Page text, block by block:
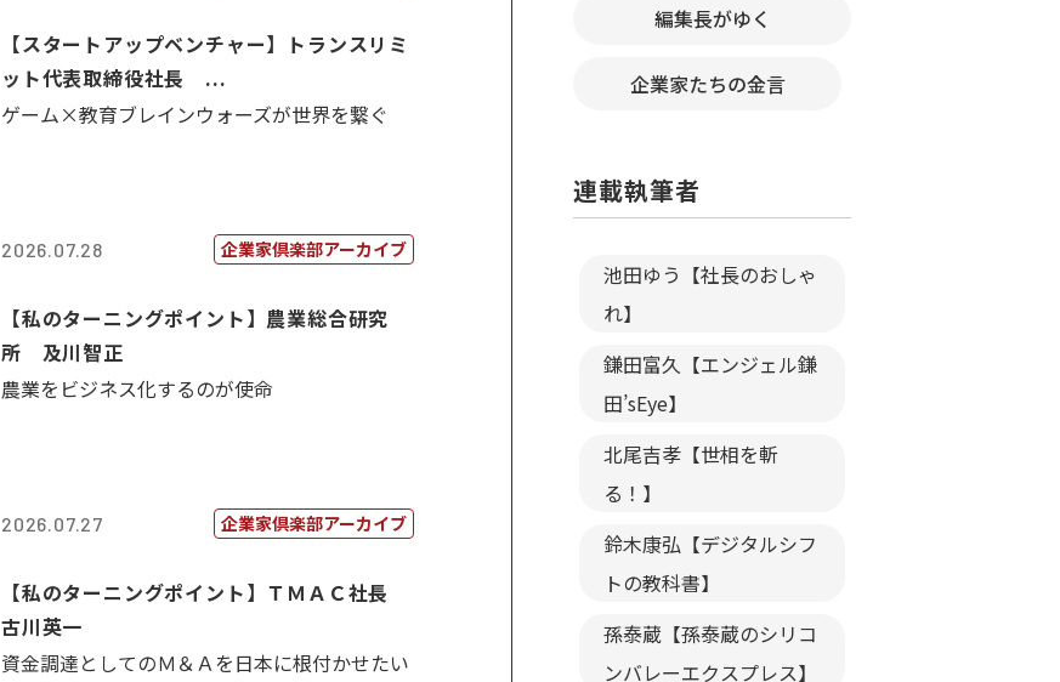
【スタートアップベンチャー】トランスリミ
ット代表取締役社長 ...
ゲーム×教育ブレインウォーズが世界を繋ぐ
2026.07.28 企業家倶楽部アーカイブ
【私のターニングポイント】農業総合研究
所 及川智正
農業をビジネス化するのが使命
2026.07.27 企業家倶楽部アーカイブ
【私のターニングポイント】ＴＭＡＣ社長
古川英一
資金調達としてのＭ＆Ａを日本に根付かせたい
編集長がゆく
企業家たちの金言
連載執筆者
池田ゆう【社長のおしゃ
れ】
鎌田富久【エンジェル鎌
田’sEye】
北尾吉孝【世相を斬
る！】
鈴木康弘【デジタルシフ
トの教科書】
孫泰蔵【孫泰蔵のシリコ
ンバレーエクスプレス】